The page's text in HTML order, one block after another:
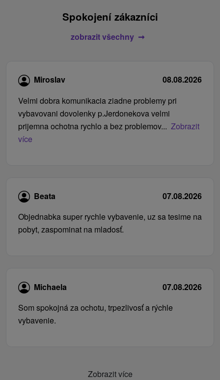
Spokojení zákazníci
zobrazit všechny
Miroslav
08.08.2026
Velmi dobra komunikacia ziadne problemy pri
vybavovani dovolenky p.Jerdonekova velmi
prijemna ochotna rychlo a bez problemov... Zobrazit
více
Beata
07.08.2026
Objednabka super rychle vybavenie, uz sa tesime na
pobyt, zaspominat na mladosť.
Michaela
07.08.2026
Som spokojná za ochotu, trpezlivosť a rýchle
vybavenie.
Zobrazit více